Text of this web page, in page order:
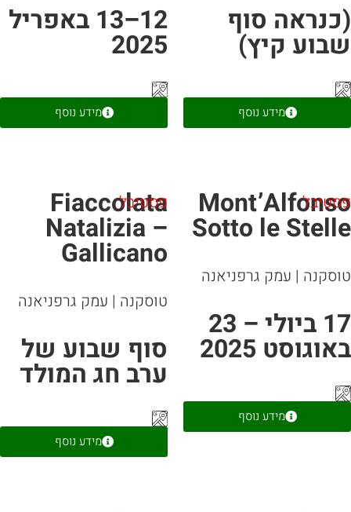
סוף
קיץ)
מידע נוסף
12–13 באפריל
2025
מידע נוסף
Sotto le
| עמק גרפניאנה
17 ביולי – 23
2025
מידע נוסף
פסטיבל
Fiaccolata
Natalizia –
Gallicano
טוסקנה| עמק גרפניאנה
סוף שבוע של
ערב חג המולד
מידע נוסף